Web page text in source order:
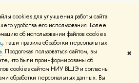
cookies для улучшения работы сайта
удобства его использования. Более
об использовании файлов cookies
, наши правила обработки персональных
. Продолжая пользоваться сайтом, вы
что были проинформированы об
cookies сайтом НИУ ВШЭ и согласны
обработки персональных данных. Вы
✖
Адреса и контакты Условия использования
Карта сайта